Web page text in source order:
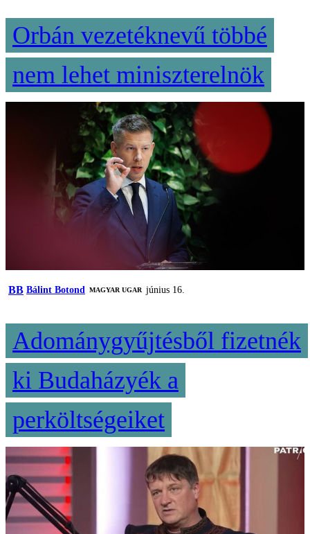
Orbán vezetéknevű többé
nem lehet miniszterelnök
BB Bálint Botond MAGYAR UGAR június 16.
Adománygyűjtésből fizetnék
ki Budaházyék a
perköltségeiket